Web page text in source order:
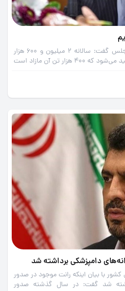
رئیس کمیسیون کشاورزی مجلس گفت: سالانه 2 میلیون و 600 هزار
تن گوشت سفید در کشور تولید می‌شود که 400 هزار تن آن مازاد است
دامپزشکی برداشته شد
با بیان اینکه رانت موجود در صدور
شد گفت: در سال گذشته صدور